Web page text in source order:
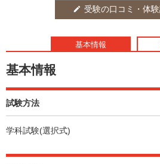
edit 受験の口コミ・体験
基本情報
基本情報
試験方法
学科試験(選択式)